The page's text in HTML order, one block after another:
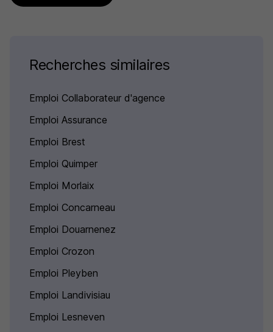
Recherches similaires
Emploi Collaborateur d'agence
Emploi Assurance
Emploi Brest
Emploi Quimper
Emploi Morlaix
Emploi Concarneau
Emploi Douarnenez
Emploi Crozon
Emploi Pleyben
Emploi Landivisiau
Emploi Lesneven